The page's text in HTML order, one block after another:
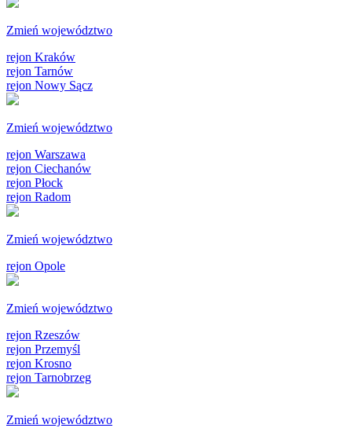
Zmień województwo
rejon Kraków
rejon Tarnów
rejon Nowy Sącz
Zmień województwo
rejon Warszawa
rejon Ciechanów
rejon Płock
rejon Radom
Zmień województwo
rejon Opole
Zmień województwo
rejon Rzeszów
rejon Przemyśl
rejon Krosno
rejon Tarnobrzeg
Zmień województwo